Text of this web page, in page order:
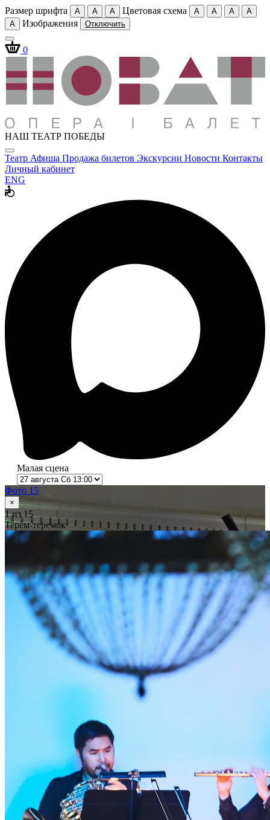
Размер шрифта A A A Цветовая схема A A A
A
A
Изображения Отключить
0
НАШ ТЕАТР ПОБЕДЫ
Театр Афиша Продажа билетов Экскурсии Новости Контакты
Личный кабинет
ENG
Малая сцена
Фото 15
×
1из 15
Терем-теремок